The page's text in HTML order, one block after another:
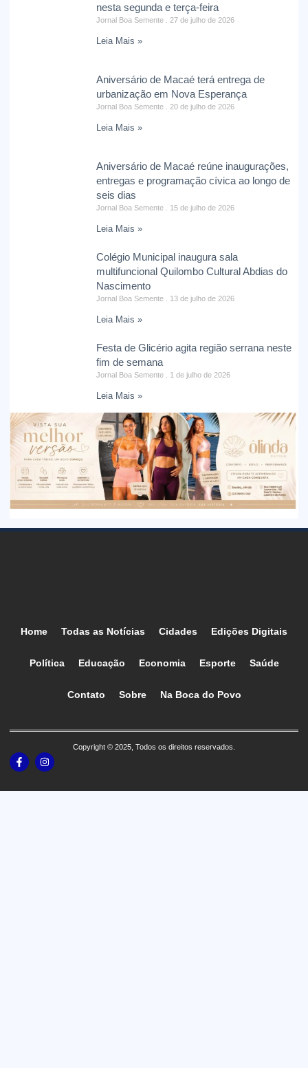
nesta segunda e terça-feira
Jornal Boa Semente 27 de julho de 2026
Leia Mais »
Aniversário de Macaé terá entrega de
urbanização em Nova Esperança
Jornal Boa Semente 20 de julho de 2026
Leia Mais »
Aniversário de Macaé reúne inaugurações,
entregas e programação cívica ao longo de
seis dias
Jornal Boa Semente 15 de julho de 2026
Leia Mais »
Colégio Municipal inaugura sala
multifuncional Quilombo Cultural Abdias do
Nascimento
Jornal Boa Semente 13 de julho de 2026
Leia Mais »
Festa de Glicério agita região serrana neste
fim de semana
Jornal Boa Semente 1 de julho de 2026
Leia Mais »
Home Todas as Notícias Cidades Edições Digitais
Política Educação Economia Esporte Saúde
Contato Sobre Na Boca do Povo
Copyright © 2025, Todos os direitos reservados.